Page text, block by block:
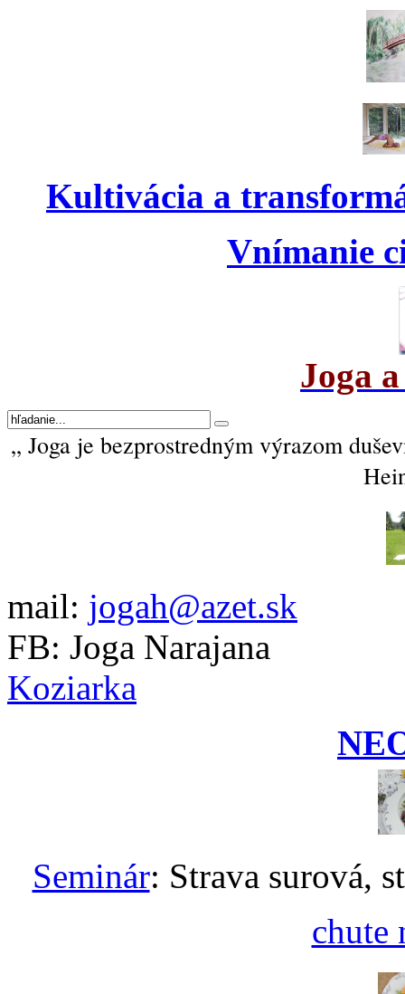
Kultivácia a
Vnímanie
Joga
„ Joga je bezprostredným výrazom
mail: jogah@azet.sk
FB: Joga Narajana
Koziarka
Seminár: Strava surová,
chute